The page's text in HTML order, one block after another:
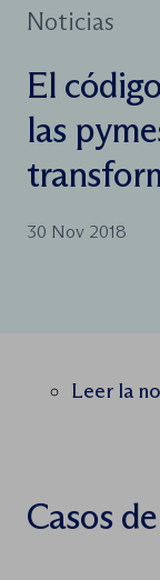
Noticias
El
las
30 Nov 2018
Leer la
Casos